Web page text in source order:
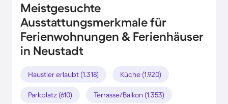
Meistgesuchte
Ausstattungsmerkmale für
Ferienwohnungen & Ferienhäuser
in Neustadt
Haustier erlaubt (1.318) Küche (1.920)
Parkplatz (610) Terrasse/Balkon (1.353)